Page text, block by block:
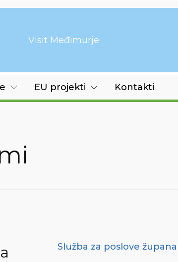
Visit Međimurje
EU projekti Kontakti
Služba za poslove župana